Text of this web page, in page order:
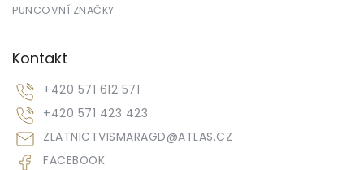
PUNCOVNÍ ZNAČKY
Kontakt
ZLATNICTVISMARAGD@ATLAS.CZ
+420 571 612 571
+420 571 423 423
FACEBOOK